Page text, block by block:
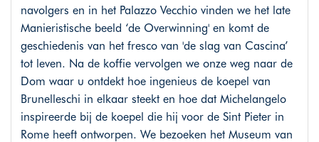
navolgers en in het Palazzo Vecchio vinden we het late
Manieristische beeld ‘de Overwinning' en komt de
geschiedenis van het fresco van 'de slag van Cascina’
tot leven. Na de koffie vervolgen we onze weg naar de
Dom waar u ontdekt hoe ingenieus de koepel van
Brunelleschi in elkaar steekt en hoe dat Michelangelo
inspireerde bij de koepel die hij voor de Sint Pieter in
Rome heeft ontworpen. We bezoeken het Museum van